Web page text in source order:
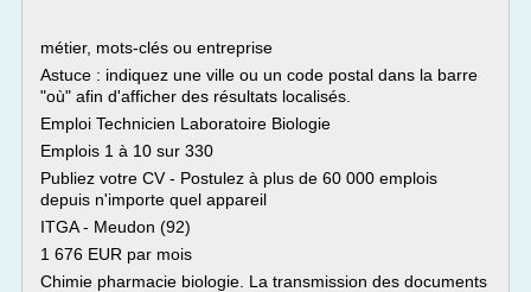
métier, mots-clés ou entreprise
Astuce : indiquez une ville ou un code postal dans la barre
"où" afin d'afficher des résultats localisés.
Emploi Technicien Laboratoire Biologie
Emplois 1 à 10 sur 330
Publiez votre CV - Postulez à plus de 60 000 emplois
depuis n'importe quel appareil
ITGA - Meudon (92)
1 676 EUR par mois
Chimie pharmacie biologie. La transmission des documents